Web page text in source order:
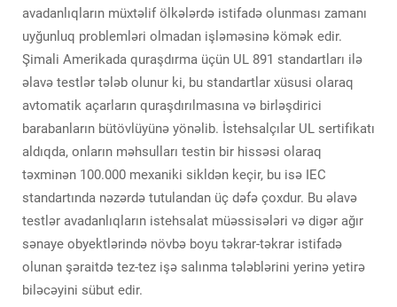
avadanlıqların müxtəlif ölkələrdə istifadə olunması zamanı
uyğunluq problemləri olmadan işləməsinə kömək edir.
Şimali Amerikada quraşdırma üçün UL 891 standartları ilə
əlavə testlər tələb olunur ki, bu standartlar xüsusi olaraq
avtomatik açarların quraşdırılmasına və birləşdirici
barabanların bütövlüyünə yönəlib. İstehsalçılar UL sertifikatı
aldıqda, onların məhsulları testin bir hissəsi olaraq
təxminən 100.000 mexaniki sikldən keçir, bu isə IEC
standartında nəzərdə tutulandan üç dəfə çoxdur. Bu əlavə
testlər avadanlıqların istehsalat müəssisələri və digər ağır
sənaye obyektlərində növbə boyu təkrar-təkrar istifadə
olunan şəraitdə tez-tez işə salınma tələblərini yerinə yetirə
biləcəyini sübut edir.